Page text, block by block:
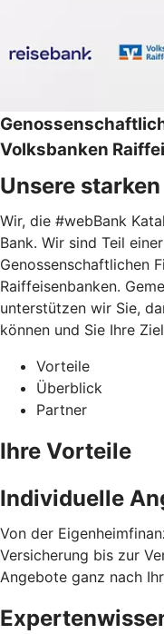
Volksbanken
Unsere
Wir, die #webBank
Bank. Wir sind Teil
Genossenschaftlichen
Raiffeisenbanken.
unterstützen wir Sie,
können und Sie Ihre
Vorteile
Überblick
Partner
Ihre Vorteile
Individuelle
Von der
Versicherung bis zur
Angebote ganz nach